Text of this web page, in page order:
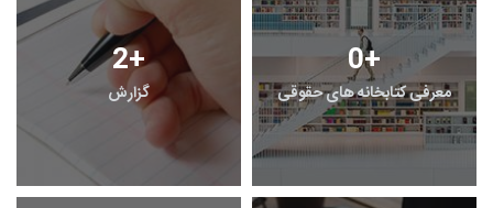
2+
گزارش
0+
معرفی کتابخانه های حقوقی